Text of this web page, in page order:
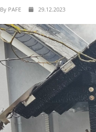
By PAFE 29.12.2023